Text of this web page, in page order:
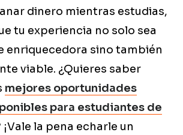
dinero mientras estudias,
tu experiencia no solo sea
enriquecedora sino también
viable. ¿Quieres saber
mejores oportunidades
para estudiantes de
¡Vale la pena echarle un